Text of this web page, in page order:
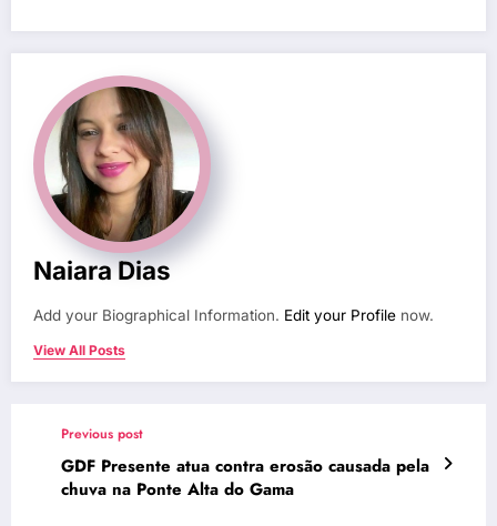
Naiara Dias
Add your Biographical Information. Edit your Profile now.
View All Posts
Previous post
GDF Presente atua contra erosão causada pela
chuva na Ponte Alta do Gama